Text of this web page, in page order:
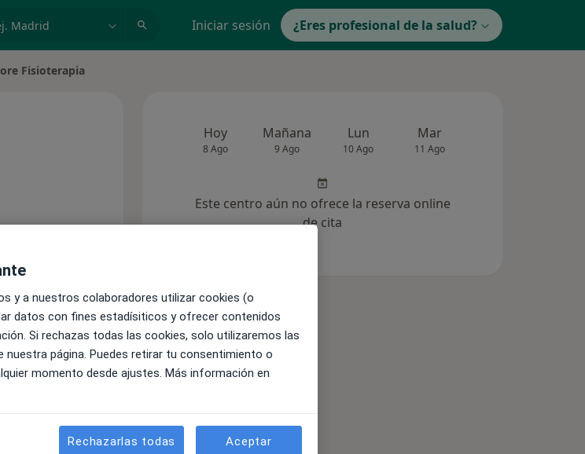
Iniciar sesión ¿Eres profesional de la salud?
ciudad
Fisioterapia
Ampliar
Hoy
8 Ago
Mañana
9 Ago
Lun
10 Ago
Mar
11 Ago
Este centro aún no ofrece la reserva online
de cita
y a nuestros colaboradores utilizar cookies (o
datos con fines estadísiticos y ofrecer contenidos
Si rechazas todas las cookies, solo utilizaremos las
nuestra página. Puedes retirar tu consentimiento o
momento desde ajustes. Más información en
Rechazarlas todas Aceptar